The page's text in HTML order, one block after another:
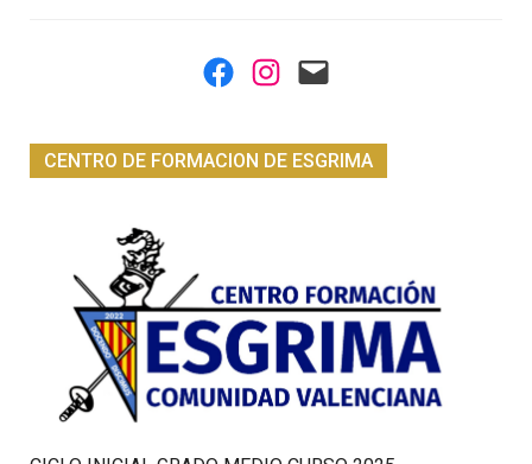
Facebook
Instagram
Mail
CENTRO DE FORMACION DE ESGRIMA